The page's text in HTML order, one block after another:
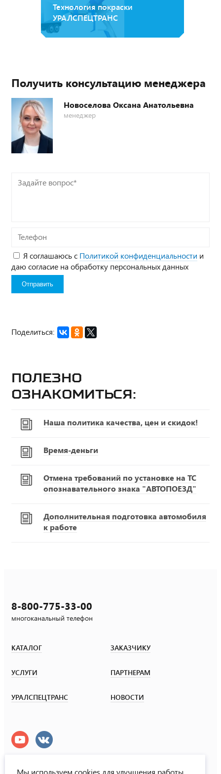
Технология покраски
УРАЛСПЕЦТРАНС
Получить консультацию менеджера
Новоселова Оксана Анатольевна
менеджер
Задайте
Телефон
Я соглашаюсь с Политикой конфиденциальности и
даю согласие на обработку персональных данных
Поделиться:
Полезно
ознакомиться:
Наша политика качества, цен и скидок!
Время-деньги
Отмена требований по установке на ТС
опознавательного знака "АВТОПОЕЗД"
Дополнительная подготовка автомобиля
к работе
8-800-775-33-00
многоканальный телефон
КАТАЛОГ ЗАКАЗЧИКУ
УСЛУГИ ПАРТНЕРАМ
УРАЛСПЕЦТРАНС НОВОСТИ
Мы используем cookies для улучшения работы